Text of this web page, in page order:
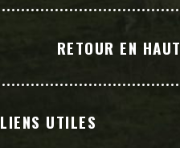
RETOUR EN HAUT
LIENS UTILES